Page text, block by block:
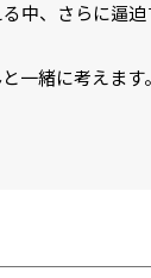
中、さらに逼迫
一緒に考えます